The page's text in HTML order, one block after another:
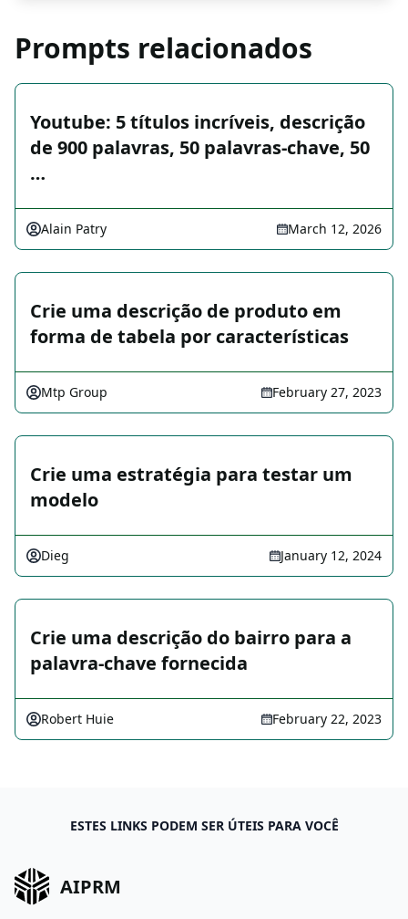
Prompts relacionados
Youtube: 5 títulos incríveis, descrição
de 900 palavras, 50 palavras-chave, 50
…
Alain Patry March 12, 2026
Crie uma descrição de produto em
forma de tabela por características
Mtp Group February 27, 2023
Crie uma estratégia para testar um
modelo
Dieg January 12, 2024
Crie uma descrição do bairro para a
palavra-chave fornecida
Robert Huie February 22, 2023
ESTES LINKS PODEM SER ÚTEIS PARA VOCÊ
AIPRM